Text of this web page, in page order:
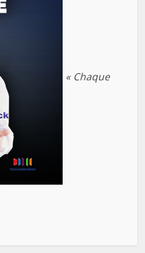
« Chaque